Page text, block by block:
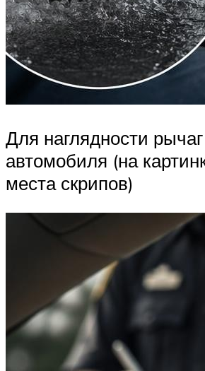
Для наглядности
автомобиля (на
места скрипов)